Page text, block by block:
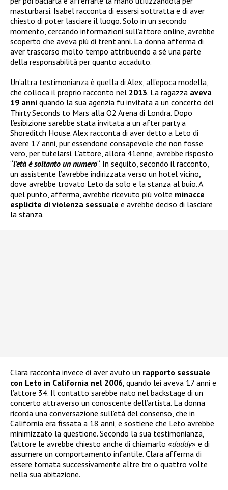
masturbarsi. Isabel racconta di essersi sottratta e di aver
chiesto di poter lasciare il luogo. Solo in un secondo
momento, cercando informazioni sull’attore online, avrebbe
scoperto che aveva più di trent’anni. La donna afferma di
aver trascorso molto tempo attribuendo a sé una parte
della responsabilità per quanto accaduto.
Un’altra testimonianza è quella di Alex, all’epoca modella,
che colloca il proprio racconto nel 2013. La ragazza aveva
19 anni quando la sua agenzia fu invitata a un concerto dei
Thirty Seconds to Mars alla O2 Arena di Londra. Dopo
l’esibizione sarebbe stata invitata a un after party a
Shoreditch House. Alex racconta di aver detto a Leto di
avere 17 anni, pur essendone consapevole che non fosse
vero, per tutelarsi. L’attore, allora 41enne, avrebbe risposto
“l’età è soltanto un numero“. In seguito, secondo il racconto,
un assistente l’avrebbe indirizzata verso un hotel vicino,
dove avrebbe trovato Leto da solo e la stanza al buio. A
quel punto, afferma, avrebbe ricevuto più volte minacce
esplicite di violenza sessuale e avrebbe deciso di lasciare
la stanza.
Clara racconta invece di aver avuto un rapporto sessuale
con Leto in California nel 2006, quando lei aveva 17 anni e
l’attore 34. Il contatto sarebbe nato nel backstage di un
concerto attraverso un conoscente dell’artista. La donna
ricorda una conversazione sull’età del consenso, che in
California era fissata a 18 anni, e sostiene che Leto avrebbe
minimizzato la questione. Secondo la sua testimonianza,
l’attore le avrebbe chiesto anche di chiamarlo «daddy» e di
assumere un comportamento infantile. Clara afferma di
essere tornata successivamente altre tre o quattro volte
nella sua abitazione.